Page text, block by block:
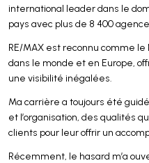
international leader dans le
pays avec plus de 8 400
RE/MAX est reconnu comme
dans le monde et en Europe,
une visibilité inégalées.
Ma carrière a toujours été
et l’organisation, des qualités
clients pour leur offrir un
Récemment, le hasard m’a